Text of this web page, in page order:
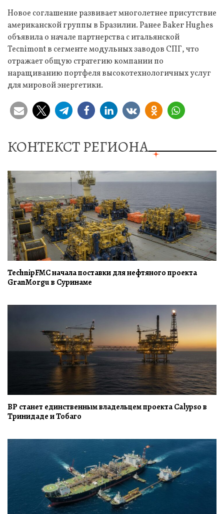
Новое соглашение развивает многолетнее присутствие
американской группы в Бразилии. Ранее Baker Hughes
объявила о начале партнерства с итальянской
Tecnimont в сегменте модульных заводов СПГ, что
отражает общую стратегию компании по
наращиванию портфеля высокотехнологичных услуг
для мировой энергетики.
КОНТЕКСТ РЕГИОНА
TechnipFMC начала поставки для нефтяного проекта
GranMorgu в Суринаме
BP станет единственным владельцем проекта Calypso в
Тринидаде и Тобаго